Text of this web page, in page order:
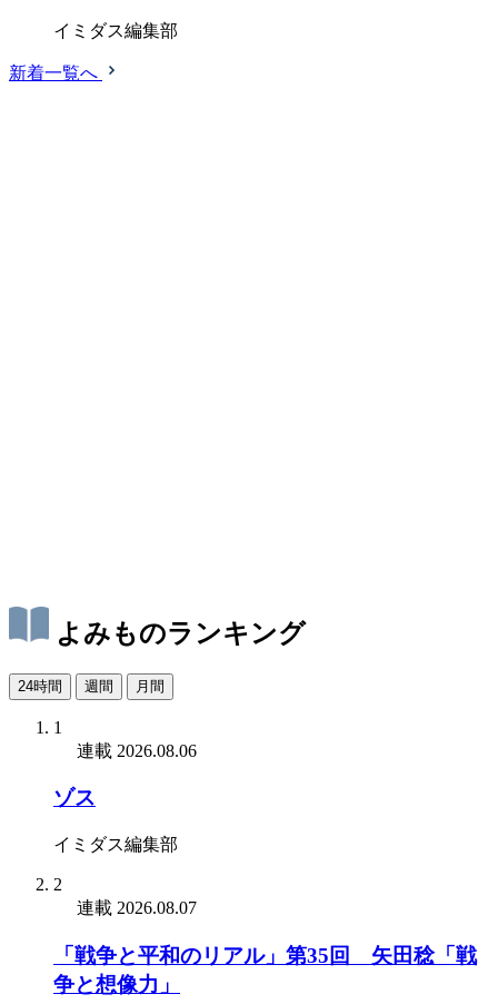
イミダス編集部
新着一覧へ
よみものランキング
24時間 週間 月間
1
連載 2026.08.06
ゾス
イミダス編集部
2
連載 2026.08.07
「戦争と平和のリアル」第35回 矢田稔「戦
争と想像力」